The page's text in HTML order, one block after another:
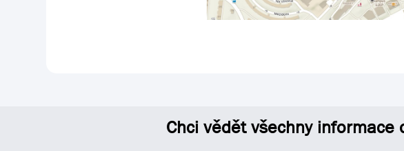
Chci vědět všechny informace